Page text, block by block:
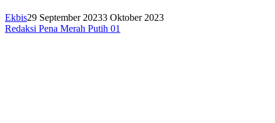
Ekbis29 September 20233 Oktober 2023
Redaksi Pena Merah Putih 01